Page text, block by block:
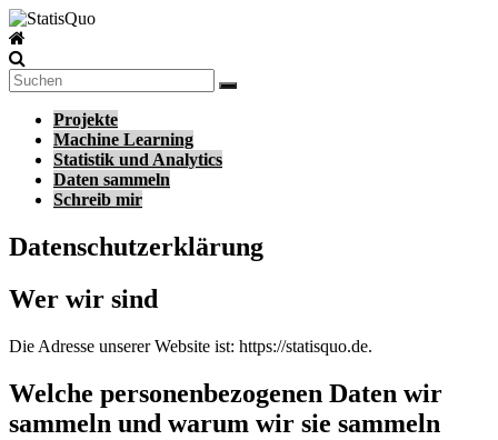
Zum
Inhalt
springen
StatisQuo
Data
Machine
Learning
Python
Projekte
Machine Learning
Statistik und Analytics
Daten sammeln
Schreib mir
Datenschutzerklärung
Wer wir sind
Die Adresse unserer Website ist: https://statisquo.de.
Welche personenbezogenen Daten wir
sammeln und warum wir sie sammeln